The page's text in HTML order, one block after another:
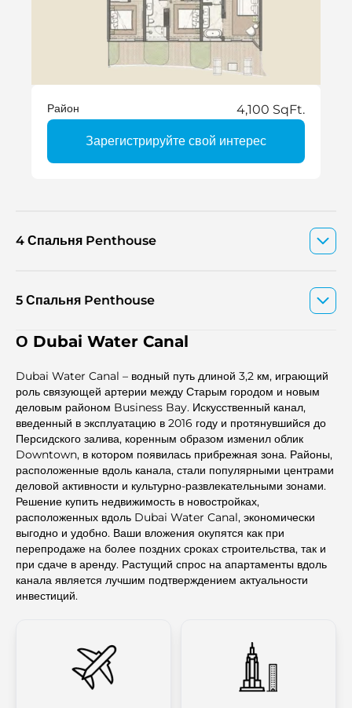
Район 4,100 SqFt.
Зарегистрируйте свой интерес
4 Спальня Penthouse
5 Спальня Penthouse
О Dubai Water Canal
Dubai Water Canal – водный путь длиной 3,2 км, играющий
роль связующей артерии между Старым городом и новым
деловым районом Business Bay. Искусственный канал,
введенный в эксплуатацию в 2016 году и протянувшийся до
Персидского залива, коренным образом изменил облик
Downtown, в котором появилась прибрежная зона. Районы,
расположенные вдоль канала, стали популярными центрами
деловой активности и культурно-развлекательными зонами.
Решение купить недвижимость в новостройках,
расположенных вдоль Dubai Water Canal, экономически
выгодно и удобно. Ваши вложения окупятся как при
перепродаже на более поздних сроках строительства, так и
при сдаче в аренду. Растущий спрос на апартаменты вдоль
канала является лучшим подтверждением актуальности
инвестиций.